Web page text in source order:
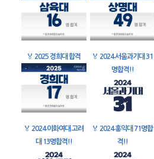
🏅 2025 경희대 합격 🏅 2024 서울과기대 31
명합격!!
🏅 2024 이화여대 고려
대 13명합격!!
🏅 2024 홍익대 71명합
격!!